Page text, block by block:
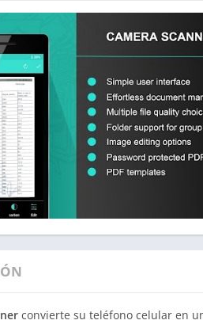
convierte su teléfono celular en